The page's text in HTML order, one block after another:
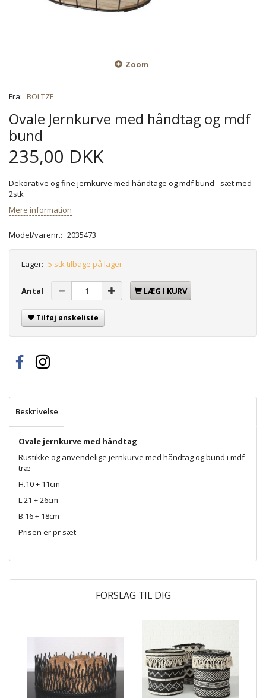
Zoom
Fra: BOLTZE
Ovale Jernkurve med håndtag og mdf
bund
235,00 DKK
Dekorative og fine jernkurve med håndtage og mdf bund - sæt med
2stk
Mere information
Model/varenr.: 2035473
Lager: 5 stk tilbage på lager
Antal LÆG I KURV
Tilføj ønskeliste
Beskrivelse
Ovale jernkurve med håndtag
Rustikke og anvendelige jernkurve med håndtag og bund i mdf
træ
H.10 + 11cm
L.21 + 26cm
B.16 + 18cm
Prisen er pr sæt
FORSLAG TIL DIG